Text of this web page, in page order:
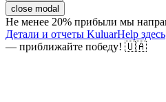
close modal
Не менее 20% прибыли мы
Детали и отчеты KuluarHelp здесь
— приближайте победу! 🇺🇦